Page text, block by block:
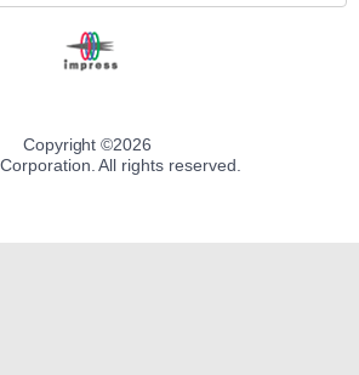
Copyright ©2026
All rights reserved.